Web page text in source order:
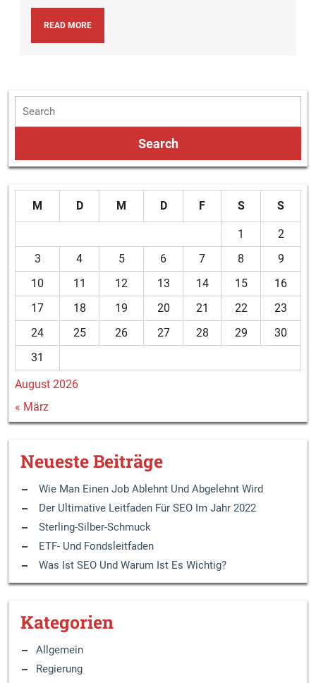
READ MORE
August 2026
M D M D F S S
1
2
3
4 5 6 7 8
9
10
11 12 13 14 15
16
17
18 19 20 21 22
23
24
25 26 27 28 29
30
31
« März
Neueste Beiträge
Wie Man Einen Job Ablehnt Und Abgelehnt Wird
Der Ultimative Leitfaden Für SEO Im Jahr 2022
Sterling-Silber-Schmuck
ETF- Und Fondsleitfaden
Was Ist SEO Und Warum Ist Es Wichtig?
Kategorien
Allgemein
Regierung